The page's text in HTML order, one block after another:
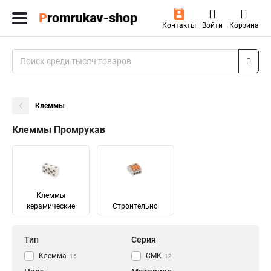
Контакты Войти Корзина
Клеммы
Клеммы Промрукав
Клеммы
керамические
Строительно
Тип
Клемма 16
Серия
СМК 12